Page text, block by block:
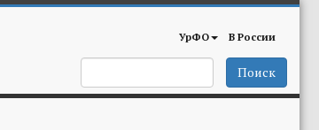
УрФО В России
Поиск